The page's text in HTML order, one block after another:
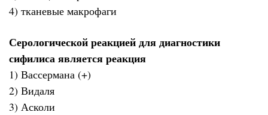
4) тканевые макрофаги
Серологической реакцией для диагностики
сифилиса является реакция
1) Вассермана (+)
2) Видаля
3) Асколи